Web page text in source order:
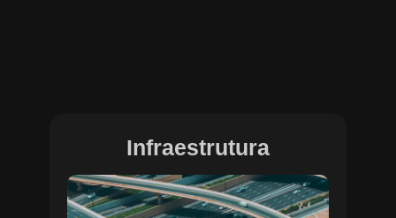
Infraestrutura